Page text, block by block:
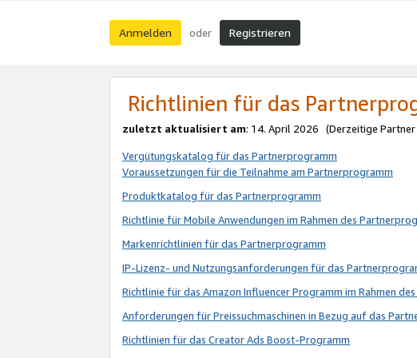
Anmelden oder Registrieren
Richtlinien für das
zuletzt aktualisiert am: 14. April 2026 (Derzeitige Partner
Vergütungskatalog für das Partnerprogramm
Voraussetzungen für die Teilnahme am Partnerprogramm
Produktkatalog für das Partnerprogramm
Richtlinie für Mobile Anwendungen im Rahmen des
Markenrichtlinien für das Partnerprogramm
IP-Lizenz- und Nutzungsanforderungen für das
Richtlinie für das Amazon Influencer Programm im Rahmen
Anforderungen für Preissuchmaschinen in Bezug auf das
Richtlinien für das Creator Ads Boost-Programm